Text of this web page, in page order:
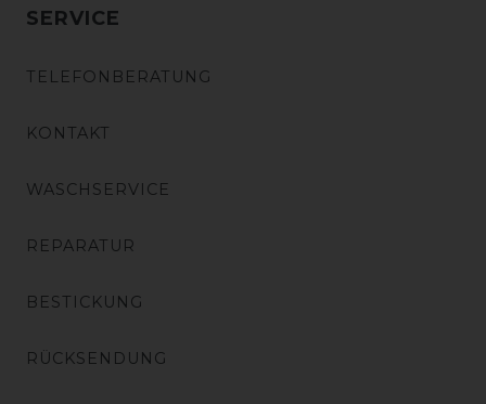
SERVICE
TELEFONBERATUNG
KONTAKT
WASCHSERVICE
REPARATUR
BESTICKUNG
RÜCKSENDUNG